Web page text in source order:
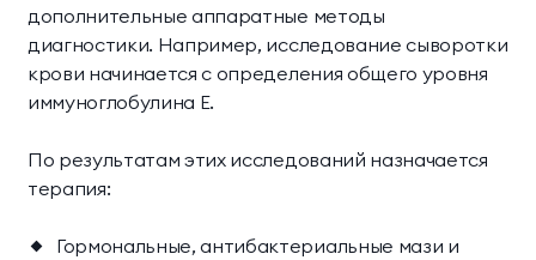
дополнительные аппаратные методы
диагностики. Например, исследование сыворотки
крови начинается с определения общего уровня
иммуноглобулина Е.
По результатам этих исследований назначается
терапия:
Гормональные, антибактериальные мази и